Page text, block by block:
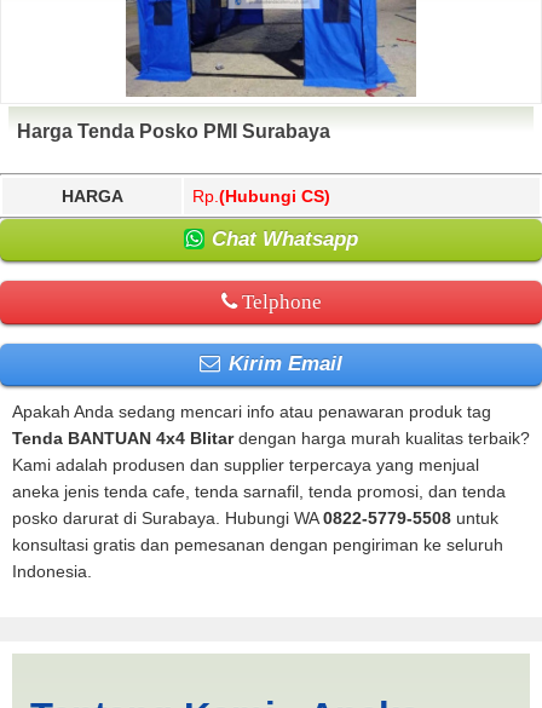
Harga Tenda Posko PMI Surabaya
HARGA Rp. (Hubungi CS)
Chat Whatsapp
Telphone
Kirim Email
Apakah Anda sedang mencari info atau penawaran produk tag
Tenda BANTUAN 4x4 Blitardengan harga murah kualitas terbaik?
Kami adalah produsen dan supplier terpercaya yang menjual
aneka jenis tenda cafe, tenda sarnafil, tenda promosi, dan tenda
posko darurat di Surabaya. Hubungi WA0822-5779-5508 untuk
konsultasi gratis dan pemesanan dengan pengiriman ke seluruh
Indonesia.